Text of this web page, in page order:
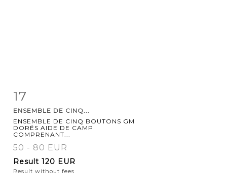
Item detail
17
ENSEMBLE DE CINQ...
ENSEMBLE DE CINQ BOUTONS GM
DORÉS AIDE DE CAMP
COMPRENANT...
50 - 80 EUR
Result 120 EUR
Result without fees